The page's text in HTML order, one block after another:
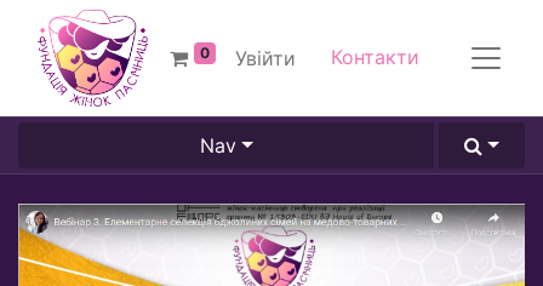
0 Увійти Контакти
Nav